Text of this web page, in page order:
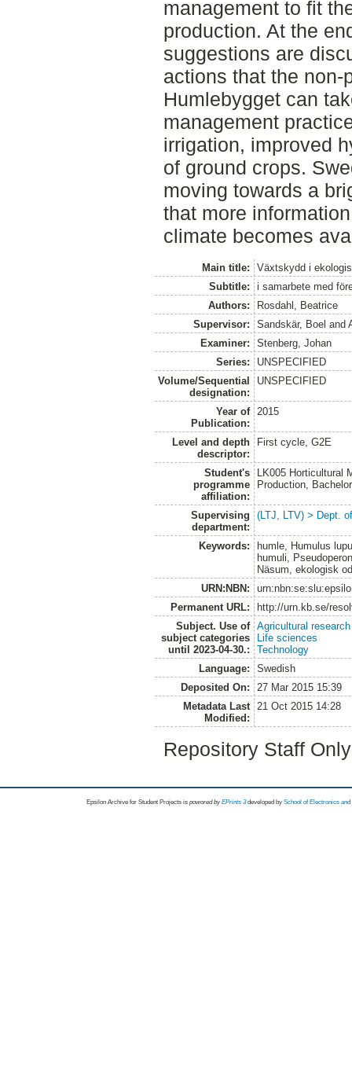
management to fit
production. At the
suggestions are
actions that the non-
Humlebygget can
management
irrigation, improved
of ground crops.
moving towards a
that more
climate becomes
Main title:
Växtskydd i
Subtitle:
i samarbete med
Authors:
Rosdahl, Beatrice
Supervisor:
Sandskär, Boel and
Examiner:
Stenberg, Johan
Series:
UNSPECIFIED
Volume/Sequential
designation:
UNSPECIFIED
Year of
Publication:
2015
Level and depth
descriptor:
First cycle, G2E
Student's
programme
affiliation:
LK005 Horticultural
Production,
Supervising
department:
(LTJ, LTV) > Dept.
Keywords:
humle, Humulus
humuli,
Näsum, ekologisk
URN:NBN:
Permanent URL:
http://urn.kb.se/
Subject. Use of
subject categories
until 2023-04-30.:
Agricultural research
Life sciences
Technology
Language:
Swedish
Deposited On:
27 Mar 2015 15:39
Metadata Last
Modified:
21 Oct 2015 14:28
Repository Staff
Epsilon Archive for Student Projects is powored byEPrints 3 developed by School of Electronics